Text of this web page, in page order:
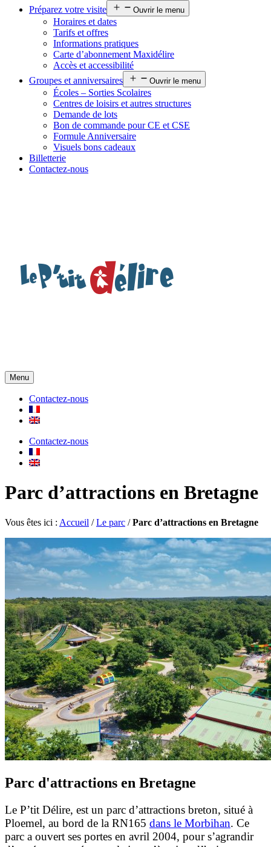
Préparez votre visite
Ouvrir le menu
Horaires et dates
Tarifs et offres
Informations pratiques
Carte d’abonnement Maxidélire
Accès et accessibilité
Groupes et anniversaires
Ouvrir le menu
Écoles – Sorties Scolaires
Centres de loisirs et autres structures
Demande de lots
Bon de commande pour CE et CSE
Formule Anniversaire
Visuels bons cadeaux
Billetterie
Contactez-nous
Menu
Contactez-nous
Contactez-nous
Parc d’attractions en Bretagne
Vous êtes ici : Accueil /Le parc /Parc d’attractions en Bretagne
Parc d'attractions en Bretagne
Le P’tit Délire, est un parc d’attractions breton, situé à
Ploemel, au bord de la RN165 dans le Morbihan. Ce
parc a ouvert ses portes en avril 2004, pour s’agrandir